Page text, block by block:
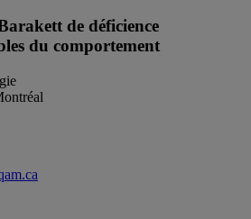
de déficience
du comportement